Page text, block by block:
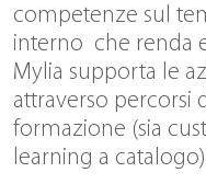
competenze sul
interno che renda
Mylia supporta le
attraverso percorsi
formazione (sia
learning a